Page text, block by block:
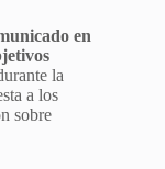
en
la
a los
sobre